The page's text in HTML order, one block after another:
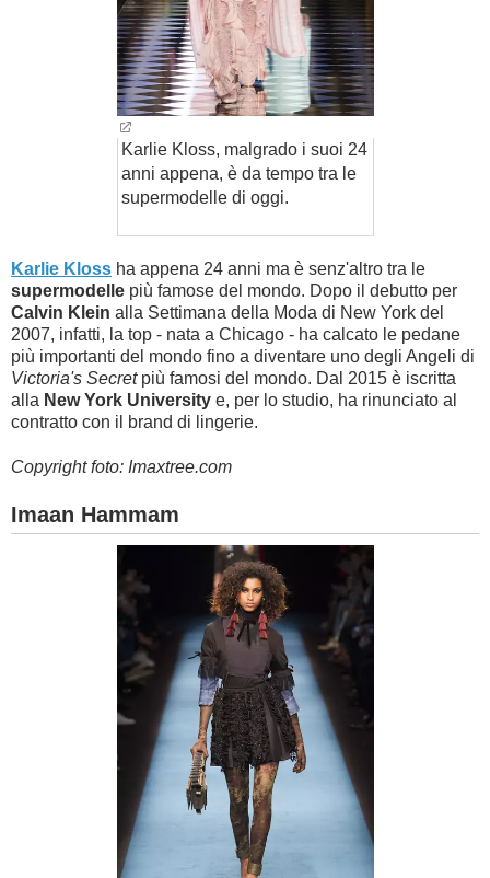
Karlie Kloss, malgrado i suoi 24
anni appena, è da tempo tra le
supermodelle di oggi.
Karlie Kloss ha appena 24 anni ma è senz'altro tra le
supermodelle più famose del mondo. Dopo il debutto per
Calvin Klein alla Settimana della Moda di New York del
2007, infatti, la top - nata a Chicago - ha calcato le pedane
più importanti del mondo fino a diventare uno degli Angeli di
Victoria's Secretpiù famosi del mondo. Dal 2015 è iscritta
alla New York University e, per lo studio, ha rinunciato al
contratto con il brand di lingerie.
Copyright foto: Imaxtree.com
Imaan Hammam